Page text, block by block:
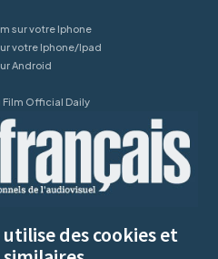
sur votre Iphone
votre Iphone/Ipad
Android
Film Official Daily
utilise des cookies et